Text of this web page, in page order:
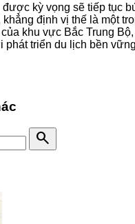
kỳ vọng sẽ tiếp tục
định vị thế là một
khu vực Bắc Trung
triển du lịch bền
search